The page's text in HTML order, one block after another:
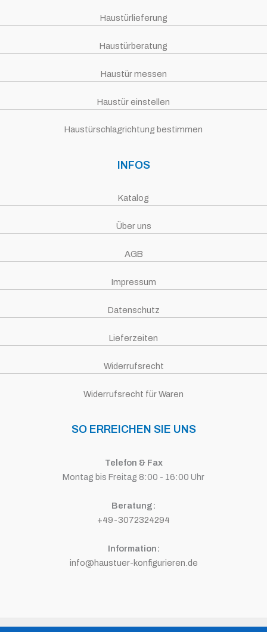
Haustürlieferung
Haustürberatung
Haustür messen
Haustür einstellen
Haustürschlagrichtung bestimmen
INFOS
Katalog
Über uns
AGB
Impressum
Datenschutz
Lieferzeiten
Widerrufsrecht
Widerrufsrecht für Waren
SO ERREICHEN SIE UNS
Telefon & Fax
Montag bis Freitag 8:00 - 16:00 Uhr
Beratung:
+49-3072324294
Information:
info@haustuer-konfigurieren.de